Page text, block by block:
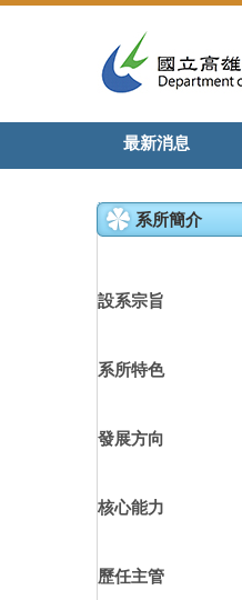
內
區
最新消息
系所簡介
設系宗旨
系所特色
發展方向
核心能力
歷任主管